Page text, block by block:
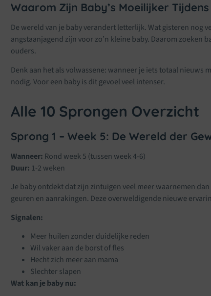
Waarom Zijn Baby’s Moeilijker
De wereld van je baby verandert letterlijk. Wat gisteren nog
angstaanjagend zijn voor zo’n kleine baby. Daarom zoeken
ouders.
Denk aan het als volwassene: wanneer je iets totaal nieuws
nodig. Voor een baby is dit gevoel veel intenser.
Alle 10 Sprongen Overzicht
Sprong 1 – Week 5: De Wereld der
Wanneer: Rond week 5 (tussen week 4-6)
Duur: 1-2 weken
Je baby ontdekt dat zijn zintuigen veel meer waarnemen
geuren en aanrakingen. Deze overweldigende nieuwe
Signalen:
Meer huilen zonder duidelijke reden
Wil vaker aan de borst of fles
Hecht zich meer aan mama
Slechter slapen
Wat kan je baby nu: